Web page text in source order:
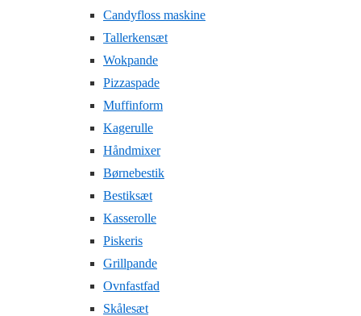
Candyfloss maskine
Tallerkensæt
Wokpande
Pizzaspade
Muffinform
Kagerulle
Håndmixer
Børnebestik
Bestiksæt
Kasserolle
Piskeris
Grillpande
Ovnfastfad
Skålesæt